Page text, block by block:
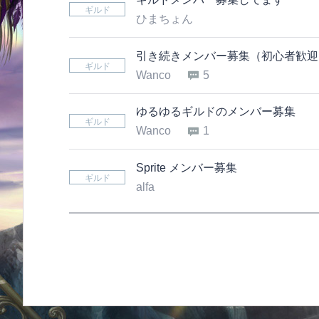
ギルド
ひまちょん
ギルド
引き続きメンバー募集（初心者歓
Wanco
5
ギルド
ゆるゆるギルドのメンバー募集
Wanco
1
ギルド
Sprite メンバー募集
alfa